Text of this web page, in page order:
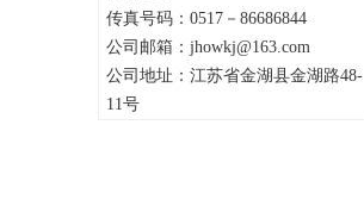
传真号码：0517－86686844
公司邮箱：jhowkj@163.com
公司地址：江苏省金湖县金湖路48-
11号